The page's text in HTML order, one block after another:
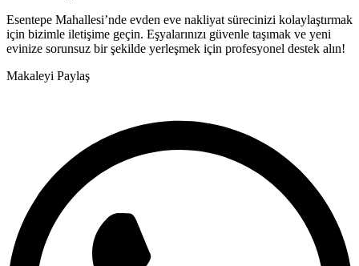
Esentepe Mahallesi’nde evden eve nakliyat sürecinizi kolaylaştırmak
için bizimle iletişime geçin. Eşyalarınızı güvenle taşımak ve yeni
evinize sorunsuz bir şekilde yerleşmek için profesyonel destek alın!
Makaleyi Paylaş